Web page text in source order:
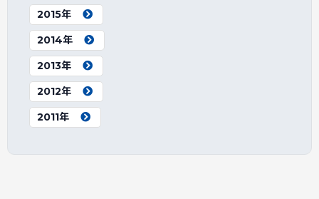
2015年
2014年
2013年
2012年
2011年